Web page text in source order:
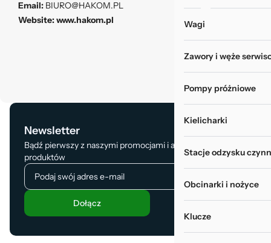
Wagi
Zawory i węże
Pompy próżniowe
Kielicharki
Stacje odzysku
Obcinarki i nożyce
Klucze
Email: BIURO@HAKOM.PL
Website:www.hakom.pl
Newsletter
Bądź pierwszy z naszymi promocjami i aktualizacją
produktów
Dołącz